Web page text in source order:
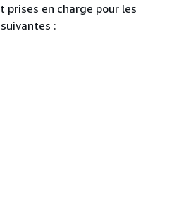
prises en charge pour les
: